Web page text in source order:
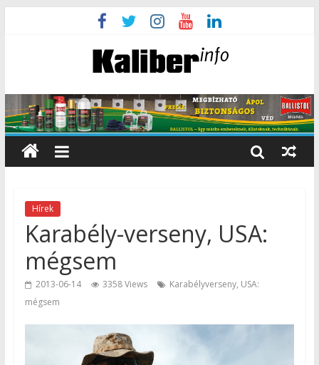
Hírek
Karabély-verseny, USA:
mégsem
2013-06-14 3358 Views
Karabélyverseny, USA:
mégsem